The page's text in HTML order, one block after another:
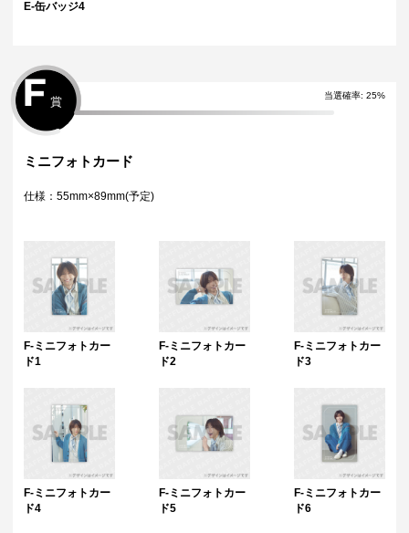
E-缶バッジ4
当選確率: 25%
F 賞
ミニフォトカード
仕様：55mm×89mm(予定)
F-ミニフォトカー
ド1
F-ミニフォトカー
ド2
F-ミニフォトカー
ド3
F-ミニフォトカー
ド4
F-ミニフォトカー
ド5
F-ミニフォトカー
ド6